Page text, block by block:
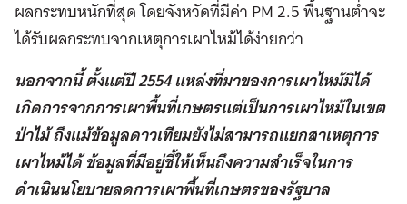
ผลกระทบหนักที่สุด โดยจังหวัดที่มีค่า PM 2.5 พื้นฐานต่ำจะ
ได้รับผลกระทบจากเหตุการเผาไหม้ได้ง่ายกว่า
นอกจากนี้ ตั้งแต่ปี 2554 แหล่งที่มาของการเผาไหม้มิได้
เกิดการจากการเผาพื้นที่เกษตรแต่เป็นการเผาไหม้ในเขต
ป่าไม้ ถึงแม้ข้อมูลดาวเทียมยังไม่สามารถแยกสาเหตุการ
เผาไหม้ได้ ข้อมูลที่มีอยู่ชี้ให้เห็นถึงความสำเร็จในการ
ดำเนินนโยบายลดการเผาพื้นที่เกษตรของรัฐบาล